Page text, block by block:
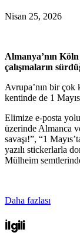
Nisan 25, 2026
Almanya’nın
çalışmaların
Avrupa’nın bir
kentinde de 1
Elimize e-posta
üzerinde Almanca
savaşı!”, “1
yazılı stickerlarla
Mülheim
Daha fazlası
İlgili